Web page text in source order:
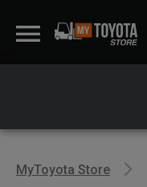
MyToyota Store